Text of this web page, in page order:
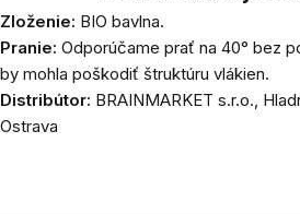
Zloženie: BIO bavlna.
Pranie: Odporúčame prať na 40° bez
by mohla poškodiť štruktúru vlákien.
Distribútor: BRAINMARKET s.r.o.,
Ostrava